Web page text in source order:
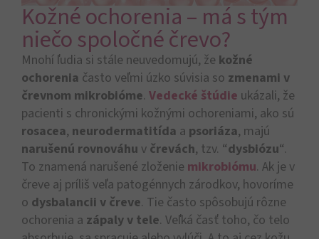
Kožné ochorenia – má s tým
niečo spoločné črevo?
Mnohí ľudia si stále neuvedomujú, že kožné
ochorenia často veľmi úzko súvisia so zmenami v
črevnom mikrobióme. Vedecké štúdie ukázali, že
pacienti s chronickými kožnými ochoreniami, ako sú
rosacea, neurodermatitída a psoriáza, majú
narušenú rovnováhu v črevách, tzv. “dysbiózu“.
To znamená narušené zloženie mikrobiómu. Ak je v
čreve aj príliš veľa patogénnych zárodkov, hovoríme
o dysbalancii v čreve. Tie často spôsobujú rôzne
ochorenia a zápaly v tele. Veľká časť toho, čo telo